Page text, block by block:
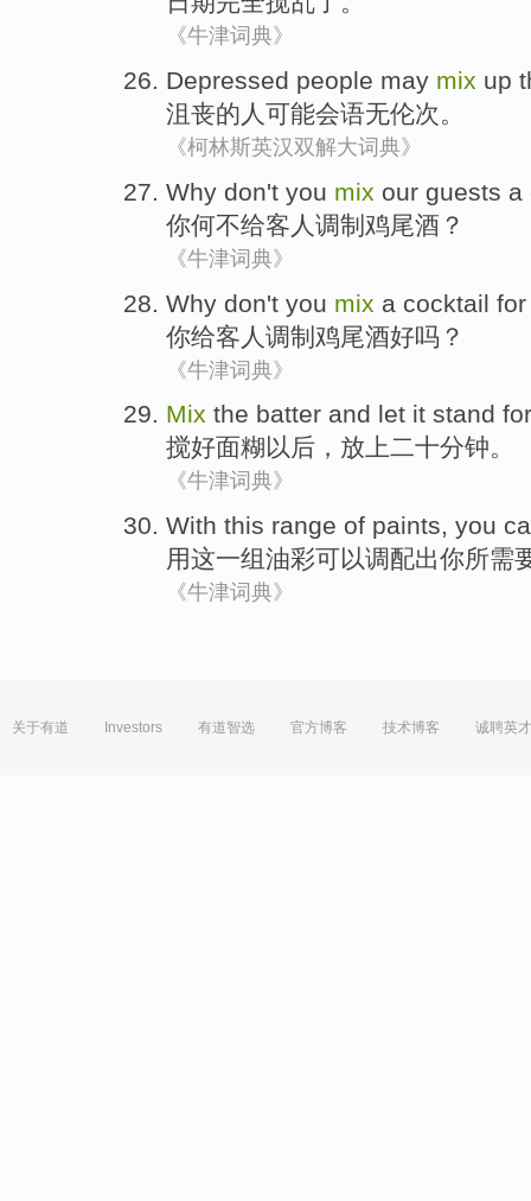
《牛津词典》
Depressed people may mix up
沮丧的 人 可能会语无伦次。
《柯林斯英汉双解大词典》
Why don't you mix our guests a
你何不给客人 调制 鸡尾酒？
《牛津词典》
Why don't you mix a cocktail for
你给客人 调制鸡尾酒好吗？
《牛津词典》
Mix the batter and let it stand
搅好面糊以后， 放 上二十分钟。
《牛津词典》
With this range of paints, you
用这一组油彩可以调配出你所需
《牛津词典》
关于有道 Investors 有道智选 官方博客 技术博客 诚聘英才